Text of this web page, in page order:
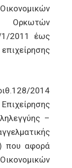
Ορκωτών
1/2011 έως
2014
–
που αφορά